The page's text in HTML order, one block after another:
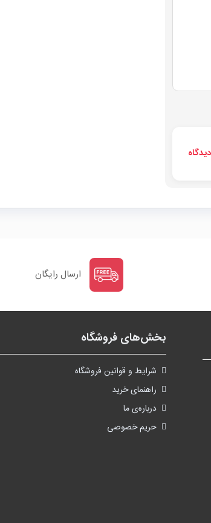
ارسال رایگان
بخش‌های فروشگاه
شرايط و قوانین فروشگاه
راهنمای خرید
درباره‌ی ما
حریم خصوصی